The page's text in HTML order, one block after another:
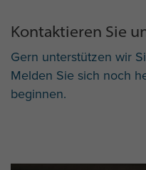
Kontaktieren Sie
Gern unterstützen wir
Melden Sie sich noch
beginnen.